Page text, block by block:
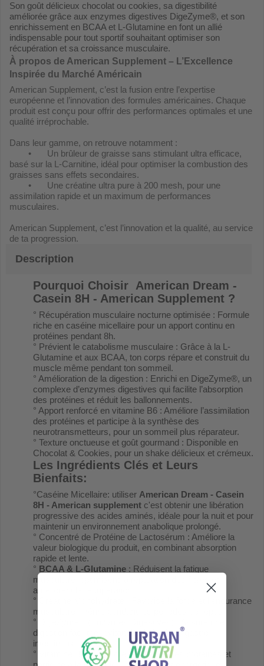
Son goût délicieux chocolat ou cookies, sa digestibilité
améliorée grâce aux enzymes digestives DigeZyme®, et son
enrichissement en BCAA et L-Glutamine en font un allié
indispensable pour tout sportif souhaitant optimiser son
récupération et sa croissance musculaire.
À propos de American Supplement – L’Excellence
Inspirée du Marché Américain
American Supplement, c’est la fusion entre l’expertise
européenne et l’innovation des formules américaines. Chaque
produit est conçu pour offrir des performances optimales et une
qualité irréprochable.
Dans leur gamme, on retrouve notamment :
•
Un brûleur de graisse sans stimulant ultra efficace,
basé sur la L-Carnitine, idéal pour optimiser la combustion des
graisses sans effets secondaires.
•
Une créatine ultra pure à 200 mesh, pour une
assimilation rapide et un maximum de performances
musculaires.
American Supplement, c’est l’innovation et la qualité, au service
de ta progression.
Description
Pourquoi Choisir American Dream -
Casein 8H - American Supplement ?
° Récupération musculaire nocturne optimisée : Formule
riche en caséine micellaire pour un apport continu en
protéines pendant 8h.
° Prévient le catabolisme musculaire : Grâce à la L-
Glutamine et aux BCAA, ton corps répare et construit du
muscle même pendant ton sommeil.
° Amélioration de la digestion : Enrichi en DigeZyme®, un
complexe d’enzymes digestives qui facilite l’absorption
des protéines et réduit les ballonnements.
° Apport renforcé en vitamine B6 : Améliore l’assimilation
des protéines et participe à la synthèse des
neurotransmetteurs, pour un sommeil plus réparateur.
° Texture onctueuse et goût gourmand : Disponible en
Chocolat & Cookies, pour un shake délicieux et crémeux.
Les Ingrédients Clés et Leurs
Bienfaits:
°Caséine Micellaire: utiliser American Dream - Casein
8H - American supplement c'est obtenir une libération
progressive des acides aminés, idéale pour la nuit et pour
maintenir un environnement anabolique prolongé.
° Concentré de Protéine de Lactosérum : Améliore la
valeur biologique du produit, en combinant absorption
rapide et lente.
° BCAA & L-Glutamine : Réduisent la fatigue
musculaire, optimisent la réparation des fibres et
améliorent la récupération.
° Créatine Monohydrate : Favorise la force et l’endurance
musculaire, même pendant les périodes de repos.
° DigeZyme® (Enzymes Digestives) : Assure une
digestion facilitée, évitant les inconforts gastro-
intestinaux.
° Vitamine B6 : Améliore l’utilisation des protéines et